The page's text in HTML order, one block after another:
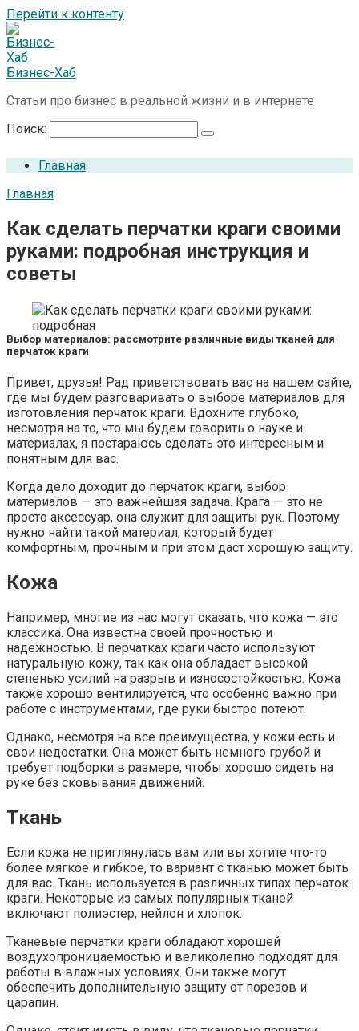
Перейти к контенту
Бизнес-Хаб
Статьи про бизнес в реальной жизни и в интернете
Поиск:
Главная
Главная
Как сделать перчатки краги своими
руками: подробная инструкция и
советы
Выбор материалов: рассмотрите различные виды тканей для
перчаток краги
Привет, друзья! Рад приветствовать вас на нашем сайте,
где мы будем разговаривать о выборе материалов для
изготовления перчаток краги. Вдохните глубоко,
несмотря на то, что мы будем говорить о науке и
материалах, я постараюсь сделать это интересным и
понятным для вас.
Когда дело доходит до перчаток краги, выбор
материалов — это важнейшая задача. Крага — это не
просто аксессуар, она служит для защиты рук. Поэтому
нужно найти такой материал, который будет
комфортным, прочным и при этом даст хорошую защиту.
Кожа
Например, многие из нас могут сказать, что кожа — это
классика. Она известна своей прочностью и
надежностью. В перчатках краги часто используют
натуральную кожу, так как она обладает высокой
степенью усилий на разрыв и износостойкостью. Кожа
также хорошо вентилируется, что особенно важно при
работе с инструментами, где руки быстро потеют.
Однако, несмотря на все преимущества, у кожи есть и
свои недостатки. Она может быть немного грубой и
требует подборки в размере, чтобы хорошо сидеть на
руке без сковывания движений.
Ткань
Если кожа не приглянулась вам или вы хотите что-то
более мягкое и гибкое, то вариант с тканью может быть
для вас. Ткань используется в различных типах перчаток
краги. Некоторые из самых популярных тканей
включают полиэстер, нейлон и хлопок.
Тканевые перчатки краги обладают хорошей
воздухопроницаемостью и великолепно подходят для
работы в влажных условиях. Они также могут
обеспечить дополнительную защиту от порезов и
царапин.